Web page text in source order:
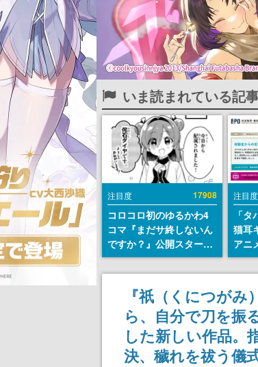
いま読まれている記
注目度 17908
コロコロ初のゆるかわ4
コマ『まだサ終しないん
ですか？』公開スター
ト。主人公は新入社員の
侘石ダイヤ、ゲーム会社
を舞台にトラブルへ対応
する社員たちを描く
注目度
「
猫耳
アニ
から
の使
含
わす
『祇（くにつが
ら、自分で刀を振
した新しい作品。
決、穢れを祓う儀